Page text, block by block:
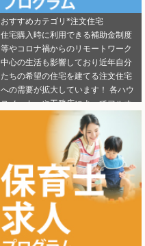
リエイター様は 「お申込みはこち
ら」からご登録時のプロフィール欄
に 注目のカテゴリを見たという旨を
ご入力ください。 メディパートナー
にご登録いただいている アフィリエ
イター様は「お問い合わせはこち
ら」から ご連絡ください。
おすすめカテゴリ*注文住宅
住宅購入時に利用できる補助金制度
等やコロナ禍からのリモートワーク
中心の生活も影響しており近年自分
たちの希望の住宅を建てる注文住宅
への需要が拡大しています！ 各ハウ
スメーカーや工務店によってフルオ
ーダー住宅・セミオーダー住宅など
様々な取扱いがありユーザーの好み
をくみ取って家づくりをサポ―トし
てくれます。 新規でご登録いただく
アフィリエイター様は「お申込みは
こちら」からご登録時のプロフィー
ル欄に注目のカテゴリを見たという
旨をご入力ください。 メディパート
ナーにご登録いただいているアフィ
リエイター様は「お問い合わせはこ